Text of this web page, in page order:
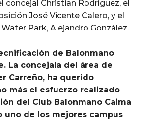
concejal Christian Rodríguez, el
José Vicente Calero, y el
Park, Alejandro González.
de Balonmano
La concejala del área de
Carreño, ha querido
más el esfuerzo realizado
del Club Balonmano Caima
uno de los mejores campus